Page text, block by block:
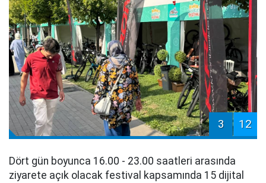
3 12
Dört gün boyunca 16.00 - 23.00 saatleri arasında
ziyarete açık olacak festival kapsamında 15 dijital